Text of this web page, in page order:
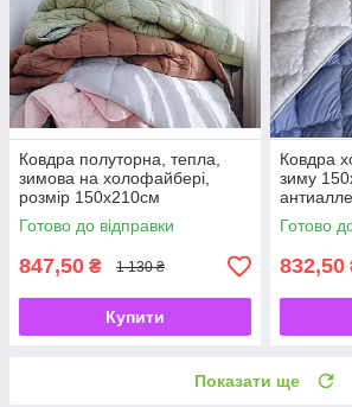
Ковдра полуторна, тепла,
зимова на холофайбері,
розмір 150х210см
Готово до відправки
847,50 ₴ 1 130 ₴
Купити
Ковдра
зиму
Готово
832,50
Показати ще